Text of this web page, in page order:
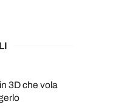
3D che vola